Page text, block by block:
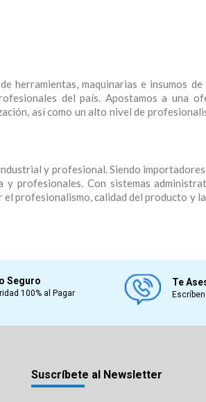
herramientas, maquinarias e insumos
del país. Apostamos a una
así como un alto nivel de
y profesional. Siendo
y profesionales. Con sistemas
profesionalismo, calidad del producto y
Seguro
100% al Pagar
Te
Suscríbete al Newsletter